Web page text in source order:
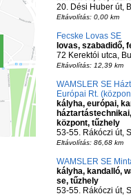
20. Dési Huber út,
Eltávolítás: 0,00 km
Fecske Lovas SE
lovas, szabadidő,
72 Kerektói utca,
Eltávolítás: 12,39 km
WAMSLER SE
Európai Rt.
kályha, európai,
központ, tűzhely
53-55. Rákóczi út,
Eltávolítás: 86,68 km
WAMSLER SE
kályha, kandalló,
se, tűzhely
53-55. Rákóczi út,